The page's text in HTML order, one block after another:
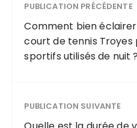
PUBLICATION PRÉCÉDENTE
Comment bien
court de tennis Troyes
sportifs utilisés de nuit ?
PUBLICATION SUIVANTE